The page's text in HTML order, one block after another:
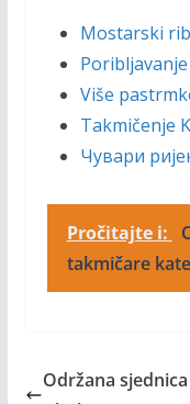
Mostarski
Poribljavanje
Više
Takmičenje
Чувари
Pročitajte i:
takmičare
Održana